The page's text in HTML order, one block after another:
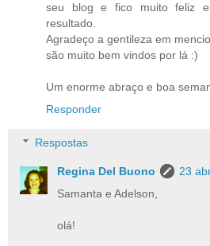
seu blog e fico muito feliz
resultado.
Agradeço a gentileza em
são muito bem vindos por lá :)
Um enorme abraço e boa
Responder
Respostas
Regina Del Buono
23
Samanta e Adelson,
olá!